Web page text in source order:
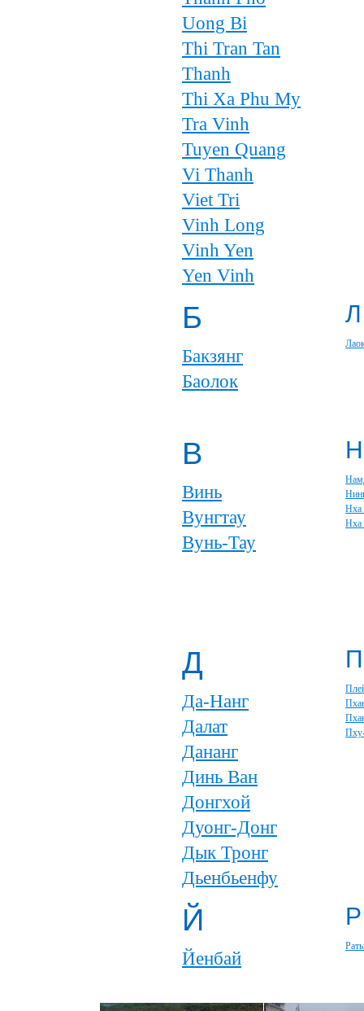
Uong Bi
Thi Tran Tan
Thanh
Thi Xa Phu My
Tra Vinh
Tuyen Quang
Vi Thanh
Viet Tri
Vinh Long
Vinh Yen
Yen Vinh
Б
Бакзянг
Баолок
Л
В
Винь
Вунгтау
Вунь-Тау
Н
Нха
Нха
Д
Да-Нанг
Далат
Дананг
Динь Ван
Донгхой
Дуонг-Донг
Дык Тронг
Дьенбьенфу
П
Й
Йенбай
Р